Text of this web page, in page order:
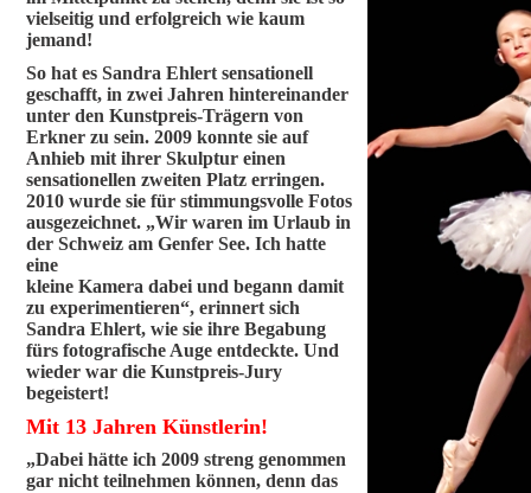
vielseitig und erfolgreich wie kaum
jemand!
So hat es Sandra Ehlert sensationell
geschafft, in zwei Jahren hintereinander
unter den Kunstpreis-Trägern von
Erkner zu sein. 2009 konnte sie auf
Anhieb mit ihrer Skulptur einen
sensationellen zweiten Platz erringen.
2010 wurde sie für stimmungsvolle Fotos
ausgezeichnet. „Wir waren im Urlaub in
der Schweiz am Genfer See. Ich hatte
eine
kleine Kamera dabei und begann damit
zu experimentieren“, erinnert sich
Sandra Ehlert, wie sie ihre Begabung
fürs fotografische Auge entdeckte. Und
wieder war die Kunstpreis-Jury
begeistert!
Mit 13 Jahren Künstlerin!
„Dabei hätte ich 2009 streng genommen
gar nicht teilnehmen können, denn das